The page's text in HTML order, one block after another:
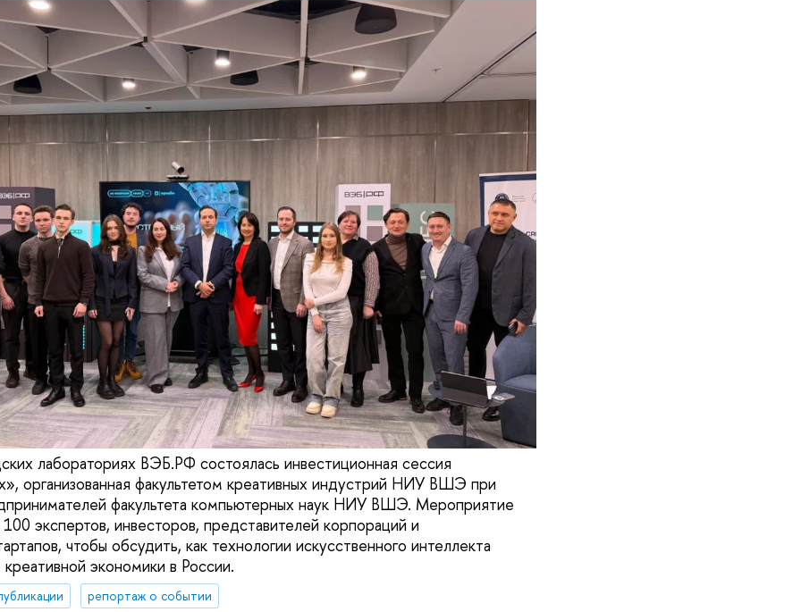
лабораториях ВЭБ.РФ состоялась инвестиционная сессия
организованная факультетом креативных индустрий НИУ ВШЭ при
факультета компьютерных наук НИУ ВШЭ. Мероприятие
экспертов, инвесторов, представителей корпораций и
чтобы обсудить, как технологии искусственного интеллекта
экономики в России.
репортаж о событии